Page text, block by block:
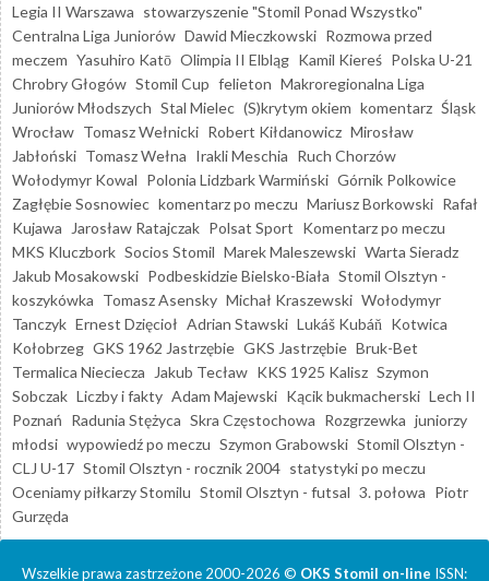
Legia II Warszawa stowarzyszenie "Stomil Ponad Wszystko"
Centralna Liga Juniorów Dawid Mieczkowski Rozmowa przed
meczem Yasuhiro Katō Olimpia II Elbląg Kamil Kiereś Polska U-21
Chrobry Głogów Stomil Cup felieton Makroregionalna Liga
Juniorów Młodszych Stal Mielec (S)krytym okiem komentarz Śląsk
Wrocław Tomasz Wełnicki Robert Kiłdanowicz Mirosław
Jabłoński Tomasz Wełna Irakli Meschia Ruch Chorzów
Wołodymyr Kowal Polonia Lidzbark Warmiński Górnik Polkowice
Zagłębie Sosnowiec komentarz po meczu Mariusz Borkowski Rafał
Kujawa
Jarosław Ratajczak Polsat Sport Komentarz po meczu
MKS Kluczbork Socios Stomil Marek Maleszewski Warta Sieradz
Jakub Mosakowski Podbeskidzie Bielsko-Biała Stomil Olsztyn -
koszykówka Tomasz Asensky Michał Kraszewski Wołodymyr
Tanczyk Ernest Dzięcioł Adrian Stawski Lukáš Kubáň Kotwica
Kołobrzeg GKS 1962 Jastrzębie GKS Jastrzębie Bruk-Bet
Termalica Nieciecza
Jakub Tecław KKS 1925 Kalisz Szymon
Sobczak Liczby i fakty Adam Majewski Kącik bukmacherski Lech II
Poznań Radunia Stężyca Skra Częstochowa Rozgrzewka juniorzy
młodsi wypowiedź po meczu Szymon Grabowski Stomil Olsztyn -
CLJ U-17 Stomil Olsztyn - rocznik 2004 statystyki po meczu
Oceniamy piłkarzy Stomilu Stomil Olsztyn - futsal 3. połowa Piotr
Gurzęda
Wszelkie prawa zastrzeżone 2000-2026 © OKS Stomil on-line ISSN: